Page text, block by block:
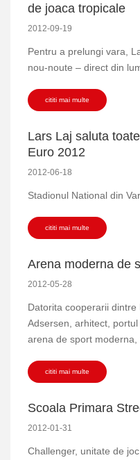
de joaca tropicale
2012-09-19
Pentru a prelungi vara,
nou-noute – direct din
cititi mai multe
Lars Laj saluta
Euro 2012
2012-06-18
Stadionul National din
cititi mai multe
Arena moderna de
2012-05-28
Datorita cooperarii
Adsersen, arhitect,
arena de sport moderna,
cititi mai multe
Scoala Primara
2012-01-31
Challenger, unitate de